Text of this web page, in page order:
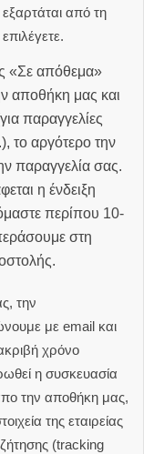
από τη
«Σε απόθεμα»
αποθήκη μας και
παραγγελίες
το αργότερο την
παραγγελία σας.
η ένδειξη
περίπου 10-
στη
την
με email και
χρόνο
η συσκευασία
την αποθήκη μας,
της εταιρείας
(tracking